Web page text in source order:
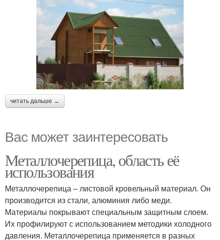
читать дальше →
Вас может заинтересовать
Металлочерепица, область её
использования
Металлочерепица – листовой кровельный материал. Он
производится из стали, алюминия либо меди.
Материалы покрывают специальным защитным слоем.
Их профилируют с использованием методики холодного
давления. Металлочерепица применяется в разных